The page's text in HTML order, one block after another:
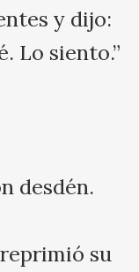
y dijo:
Lo siento.”
desdén.
su